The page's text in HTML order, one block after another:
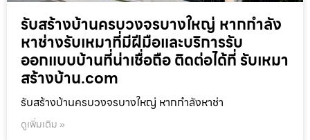
รับสร้างบ้านครบวงจรบางใหญ่ หากกำลัง
หาช่างรับเหมาที่มีฝีมือและบริการรับ
ออกแบบบ้านที่น่าเชื่อถือ ติดต่อได้ที่ รับเหมา
สร้างบ้าน.com
รับสร้างบ้านครบวงจรบางใหญ่ หากกำลังหาช่า
ดูเพิ่มเติม »